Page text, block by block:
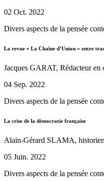
02 Oct. 2022
Divers aspects de la pensée
La revue « La Chaîne d’Union » entre
Jacques GARAT, Rédacteur en
04 Sep. 2022
Divers aspects de la pensée
La crise de la démocratie française
Alain-Gérard SLAMA,
05 Juin. 2022
Divers aspects de la pensée